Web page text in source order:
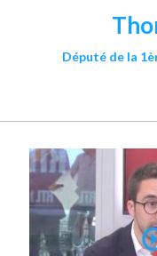
Député de la